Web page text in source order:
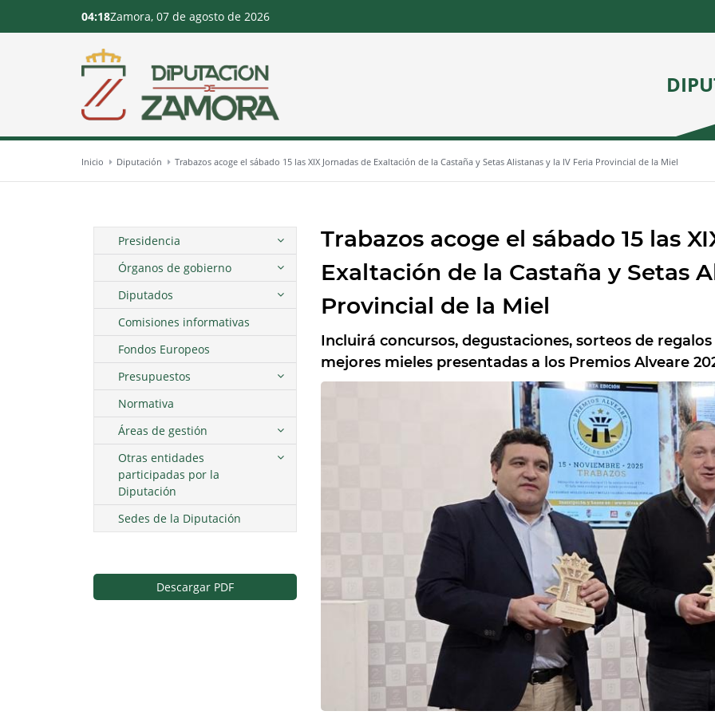
04:18Zamora, 07 de agosto de 2026
Inicio Diputación Trabazos acoge el sábado 15 las XIX Jornadas de Exaltación de la Castaña y Setas Alistanas y la IV Feria Provincial de la Miel
Trabazos acoge el sábado 15 las
Exaltación de la Castaña y Setas
Provincial de la Miel
Incluirá concursos, degustaciones, sorteos de
mejores mieles presentadas a los Premios Alveare
Presidencia
Órganos de gobierno
Diputados
Comisiones informativas
Fondos Europeos
Presupuestos
Normativa
Áreas de gestión
Otras entidades
participadas por la
Diputación
Sedes de la Diputación
Descargar PDF